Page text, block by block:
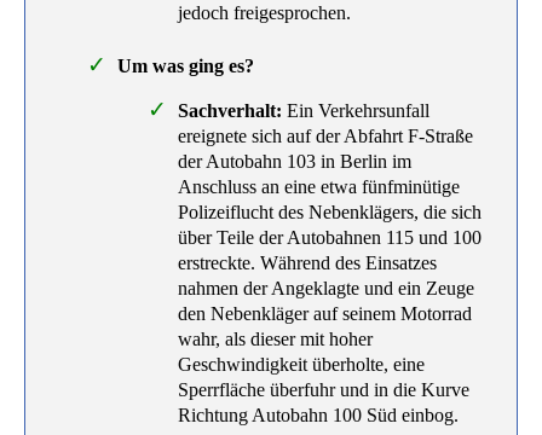
jedoch freigesprochen.
Um was ging es?
Sachverhalt: Ein Verkehrsunfall
ereignete sich auf der Abfahrt F-Straße
der Autobahn 103 in Berlin im
Anschluss an eine etwa fünfminütige
Polizeiflucht des Nebenklägers, die sich
über Teile der Autobahnen 115 und 100
erstreckte. Während des Einsatzes
nahmen der Angeklagte und ein Zeuge
den Nebenkläger auf seinem Motorrad
wahr, als dieser mit hoher
Geschwindigkeit überholte, eine
Sperrfläche überfuhr und in die Kurve
Richtung Autobahn 100 Süd einbog.